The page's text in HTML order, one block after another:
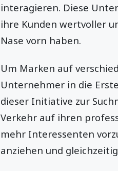
interagieren. Diese
ihre Kunden wertvoller
Nase vorn haben.
Um Marken auf
Unternehmer in die
dieser Initiative zur
Verkehr auf ihren
mehr Interessenten
anziehen und